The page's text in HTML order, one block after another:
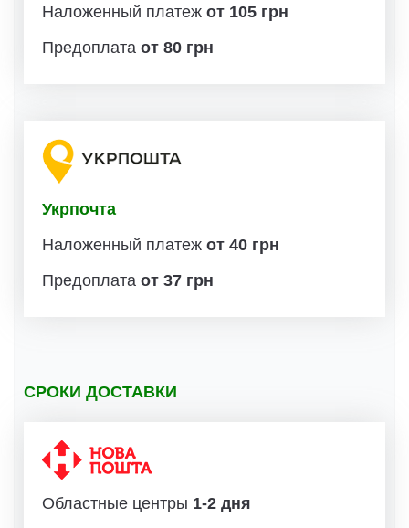
Наложенный платеж от 105 грн
Предоплата от 80 грн
Укрпочта
Наложенный платеж от 40 грн
Предоплата от 37 грн
СРОКИ ДОСТАВКИ
Областные центры 1-2 дня